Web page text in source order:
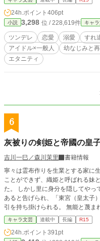
ンゲームで出会った優し
も、ゲームの世
じ人だった。 「いい加減気づけよ、鈍感」 現実でも、ゲーム
でも。 サクヤはずっと
本当に伝えたか
いで」。 ツンデレだけど一途で不器用なトップアイドルに、
ら、お気に入り登録
登場するdulcis
24h.ポイント 406pt
小説 3,298 位 / 228,619件 キャ
ツンデレ 恋愛 溺愛 すれ
アイドル×一般人
幼なじみと
エタニティ
6
灰被りの剣姫と帝國の皇
吉川一巳／森川茉里
書籍情報
寧々は霊布作りを生業とする家に
ことができず、織姫と呼ばれる妹
た。 しかし里に身分を隠してや
あると告げられ、「東宮（皇太子
引を持ち掛けられる。 無能と蔑まれ刀を手に取るしかなかった寧々が、帝都で
妖魔や怪異の対処をする神祇卿の
約結婚をするまでのお話。 昨年カクヨムに投稿した作品に加筆修正をしたもの
です。 この加筆修正版をカクヨム
キャラ文芸 連載中 長編 R15
24h.ポイント 391pt